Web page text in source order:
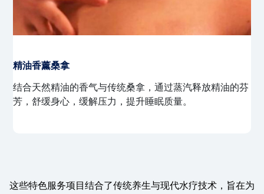
热石桑拿
在桑拿过程中，使用加热的石头辅助放松，深层舒缓肌
肉，缓解关节疼痛，特别适合运动后或肌肉酸痛的顾客。
这些特色服务项目结合了传统养生与现代水疗技术，旨在为